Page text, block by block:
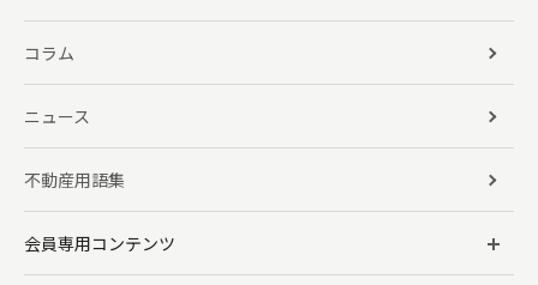
コラム
ニュース
不動産用語集
会員専用コンテンツ